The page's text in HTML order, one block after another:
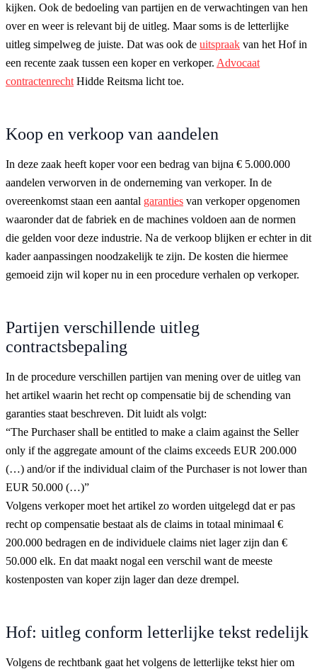
kijken. Ook de bedoeling van partijen en de verwachtingen van hen
over en weer is relevant bij de uitleg. Maar soms is de letterlijke
uitleg simpelweg de juiste. Dat was ook de uitspraak van het Hof in
een recente zaak tussen een koper en verkoper. Advocaat
contractenrecht Hidde Reitsma licht toe.
Koop en verkoop van aandelen
In deze zaak heeft koper voor een bedrag van bijna € 5.000.000
aandelen verworven in de onderneming van verkoper. In de
overeenkomst staan een aantal garanties van verkoper opgenomen
waaronder dat de fabriek en de machines voldoen aan de normen
die gelden voor deze industrie. Na de verkoop blijken er echter in dit
kader aanpassingen noodzakelijk te zijn. De kosten die hiermee
gemoeid zijn wil koper nu in een procedure verhalen op verkoper.
Partijen verschillende uitleg
contractsbepaling
In de procedure verschillen partijen van mening over de uitleg van
het artikel waarin het recht op compensatie bij de schending van
garanties staat beschreven. Dit luidt als volgt:
“The Purchaser shall be entitled to make a claim against the Seller
only if the aggregate amount of the claims exceeds EUR 200.000
(…) and/or if the individual claim of the Purchaser is not lower than
EUR 50.000 (…)”
Volgens verkoper moet het artikel zo worden uitgelegd dat er pas
recht op compensatie bestaat als de claims in totaal minimaal €
200.000 bedragen en de individuele claims niet lager zijn dan €
50.000 elk. En dat maakt nogal een verschil want de meeste
kostenposten van koper zijn lager dan deze drempel.
Hof: uitleg conform letterlijke tekst redelijk
Volgens de rechtbank gaat het volgens de letterlijke tekst hier om